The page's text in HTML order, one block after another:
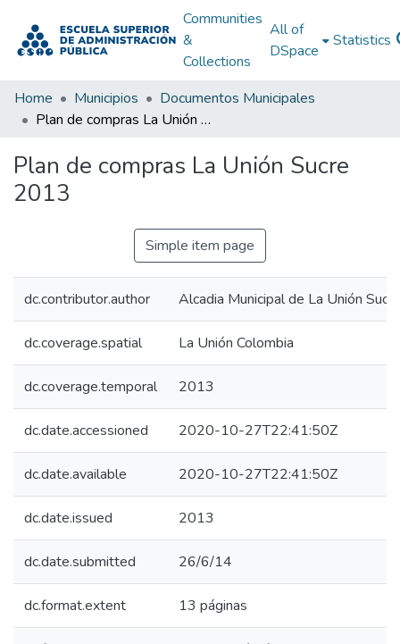
Communities
&
Collections
All of
DSpace
Statistics
Home Municipios
Documentos Municipales
Plan de compras La Unión Sucre 2013
Plan de compras La Unión Sucre
2013
Simple item page
dc.contributor.author Alcadia Municipal de La Unión Sucre
dc.coverage.spatial La Unión Colombia
dc.coverage.temporal 2013
dc.date.accessioned 2020-10-27T22:41:50Z
dc.date.available 2020-10-27T22:41:50Z
dc.date.issued 2013
dc.date.submitted 26/6/14
dc.format.extent 13 páginas